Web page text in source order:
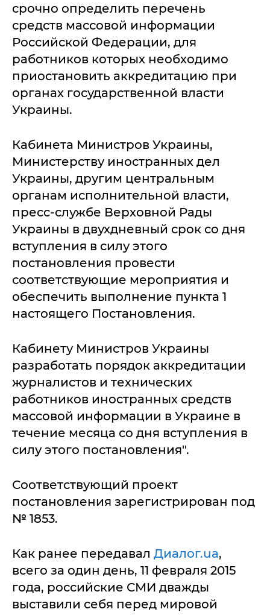
срочно определить перечень
средств массовой информации
Российской Федерации, для
работников которых необходимо
приостановить аккредитацию при
органах государственной власти
Украины.
Кабинета Министров Украины,
Министерству иностранных дел
Украины, другим центральным
органам исполнительной власти,
пресс-службе Верховной Рады
Украины в двухдневный срок со дня
вступления в силу этого
постановления провести
соответствующие мероприятия и
обеспечить выполнение пункта 1
настоящего Постановления.
Кабинету Министров Украины
разработать порядок аккредитации
журналистов и технических
работников иностранных средств
массовой информации в Украине в
течение месяца со дня вступления в
силу этого постановления".
Соответствующий проект
постановления зарегистрирован под
№ 1853.
Как ранее передавал Диалог.ua,
всего за один день, 11 февраля 2015
года, российские СМИ дважды
выставили себя перед мировой